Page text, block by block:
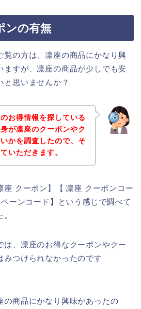
ンの有無
覧の方は、凛座の商品にかなり興
ますが、凛座の商品が少しでも安
と思いませんか？
お得情報を探している
が凛座のクーポンやク
かを調査したので、そ
いただきます。
座 クーポン】【 凛座 クーポンコー
ーンコード】という感じで調べて
は、凛座のお得なクーポンやクー
みつけられなかったのです
の商品にかなり興味があったの